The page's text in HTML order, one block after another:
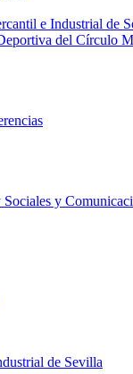
e Industrial de
del Círculo
y
de Sevilla